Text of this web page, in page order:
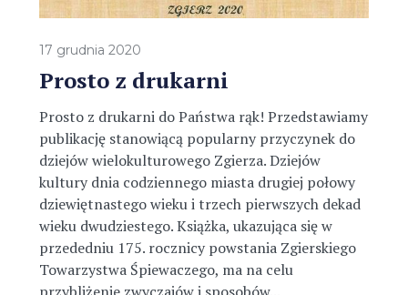
17 grudnia 2020
Prosto z drukarni
Prosto z drukarni do Państwa rąk! Przedstawiamy
publikację stanowiącą popularny przyczynek do
dziejów wielokulturowego Zgierza. Dziejów
kultury dnia codziennego miasta drugiej połowy
dziewiętnastego wieku i trzech pierwszych dekad
wieku dwudziestego. Książka, ukazująca się w
przededniu 175. rocznicy powstania Zgierskiego
Towarzystwa Śpiewaczego, ma na celu